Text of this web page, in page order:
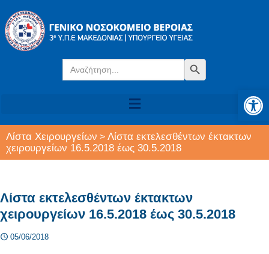
Search
for:
Search Button
Λίστα Χειρουργείων > Λίστα εκτελεσθέντων έκτακτων
χειρουργείων 16.5.2018 έως 30.5.2018
Λίστα εκτελεσθέντων έκτακτων
χειρουργείων 16.5.2018 έως 30.5.2018
05/06/2018